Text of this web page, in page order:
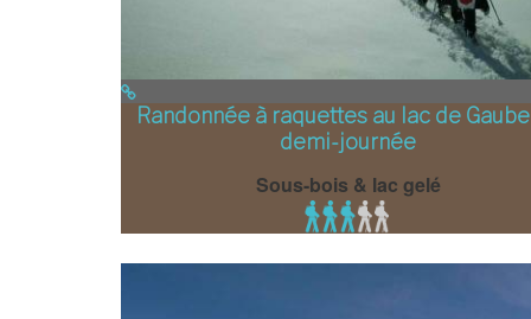
Randonnée à raquettes au lac de
demi-journée
Sous-bois & lac gelé